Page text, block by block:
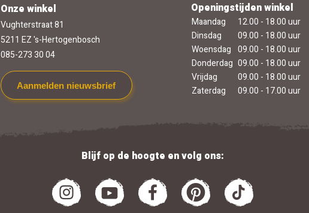
Onze winkel
Vughterstraat 81
5211 EZ 's-Hertogenbosch
085-273 30 04
Aanmelden nieuwsbrief
Openingstijden winkel
Maandag
12.00 - 18.00 uur
Dinsdag
09.00 - 18.00 uur
Woensdag 09.00 - 18.00 uur
Donderdag 09.00 - 18.00 uur
Vrijdag
09.00 - 18.00 uur
Zaterdag
09.00 - 17.00 uur
Blijf op de hoogte en volg ons: